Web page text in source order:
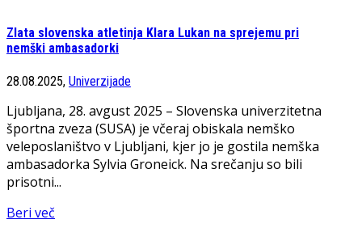
Zlata slovenska atletinja Klara Lukan na sprejemu pri
nemški ambasadorki
28.08.2025, Univerzijade
Ljubljana, 28. avgust 2025 – Slovenska univerzitetna
športna zveza (SUSA) je včeraj obiskala nemško
veleposlaništvo v Ljubljani, kjer jo je gostila nemška
ambasadorka Sylvia Groneick. Na srečanju so bili
prisotni...
Beri več